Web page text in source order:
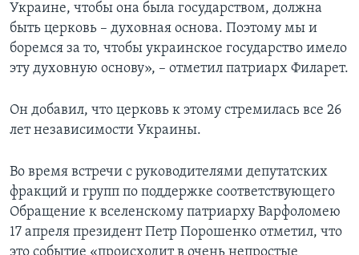
Украине, чтобы она была государством, должна
быть церковь – духовная основа. Поэтому мы и
боремся за то, чтобы украинское государство имело
эту духовную основу», – отметил патриарх Филарет.
Он добавил, что церковь к этому стремилась все 26
лет независимости Украины.
Во время встречи с руководителями депутатских
фракций и групп по поддержке соответствующего
Обращение к вселенскому патриарху Варфоломею
17 апреля президент Петр Порошенко отметил, что